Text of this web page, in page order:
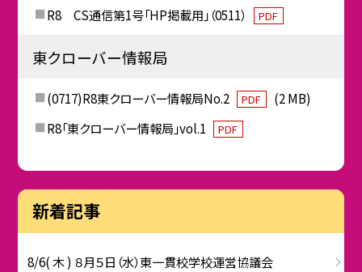
R8 CS通信第1号「HP掲載用」（0511）
PDF
東クローバー情報局
(0717)R8東クローバー情報局No.2 PDF
(2 MB)
R8「東クローバー情報局」vol.1
PDF
新着記事
8/6( 木 ) ８月５日（水）東一貫校学校運営協議会